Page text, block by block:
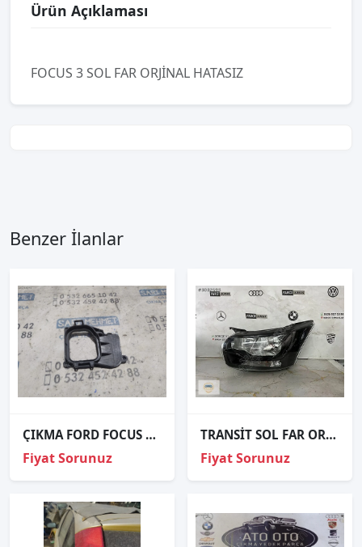
Ürün Açıklaması
FOCUS 3 SOL FAR ORJİNAL HATASIZ
Benzer İlanlar
ÇIKMA FORD FOCUS 1 SAĞ FAR KAPAĞI
Fiyat Sorunuz
TRANSİT SOL FAR ORJİNAL
Fiyat Sorunuz